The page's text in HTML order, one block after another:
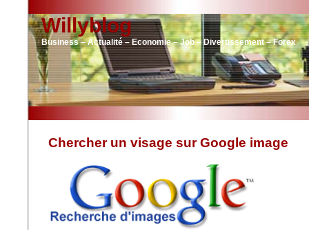
Willyblog
Business – Actualité – Economie – Job – Divertissement – Forex
Chercher un visage sur Google image